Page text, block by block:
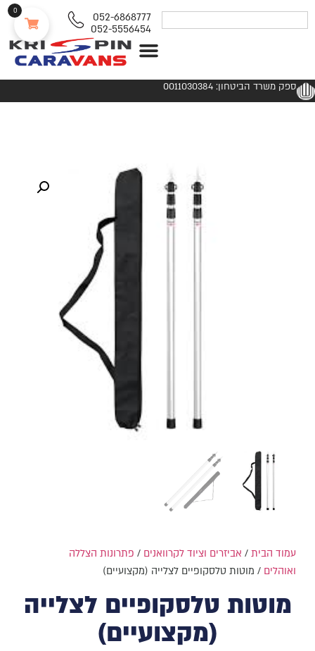
052-6868777
052-5556454
ספק משרד הביטחון: 0011030384
עמוד הבית/ אביזרים וציוד לקרוואנים / פתרונות הצללה
ואוהלים / מוטות טלסקופיים לצלייה (מקצועיים)
מוטות טלסקופיים לצלייה
(מקצועיים)
0